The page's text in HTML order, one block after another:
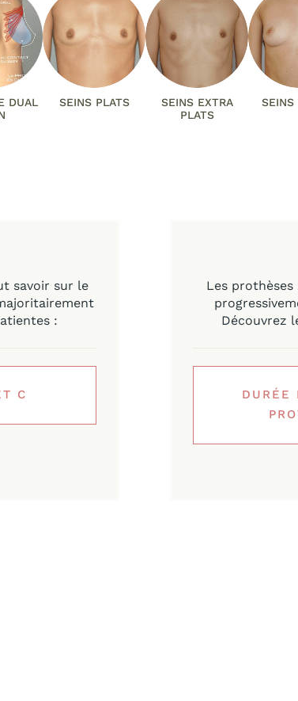
DUAL
SEINS PLATS
SEINS EXTRA
PLATS
SEINS
savoir sur le
:
C
Les prothèses
Découvrez
DURÉE